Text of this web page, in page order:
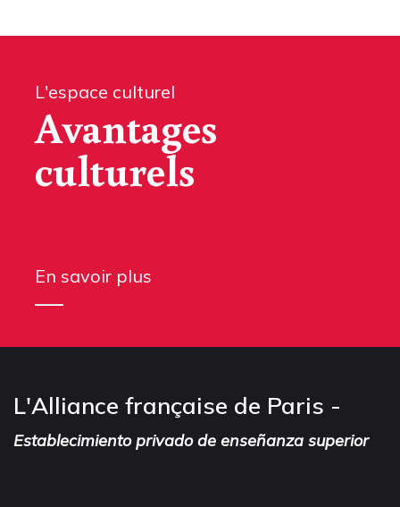
L'espace culturel
Avantages
culturels
En savoir plus
L'Alliance française de Paris -
Establecimiento privado de enseñanza superior